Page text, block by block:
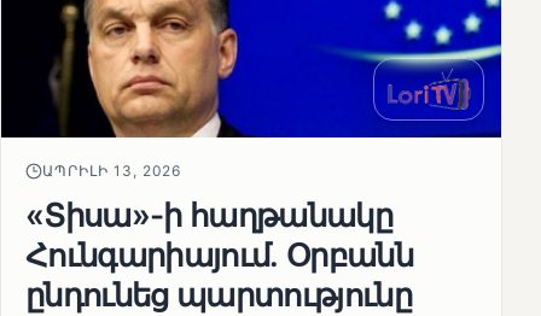
ԱՊՐԻԼԻ 13, 2026
«Տիսա»-ի հաղթանակը
Հունգարիայում․ Օրբանն
ընդունեց պարտությունը